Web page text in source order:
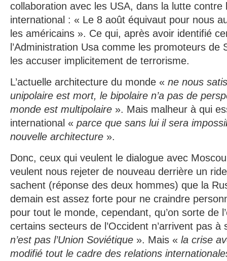
collaboration avec les USA, dans la lutte contre
international : « Le 8 août équivaut pour nous
les américains ». Ce qui, après avoir identifié
l’Administration Usa comme les promoteurs de
les accuser implicitement de terrorisme.
L’actuelle architecture du monde « ne nous
unipolaire est mort, le bipolaire n’a pas de
monde est multipolaire ». Mais malheur à qui
international « parce que sans lui il sera
nouvelle architecture ».
Donc, ceux qui veulent le dialogue avec
veulent nous rejeter de nouveau derrière un
sachent (réponse des deux hommes) que la
demain est assez forte pour ne craindre
pour tout le monde, cependant, qu’on sorte de
certains secteurs de l’Occident n’arrivent pas
n’est pas l’Union Soviétique ». Mais « la crise
modifié tout le cadre des relations